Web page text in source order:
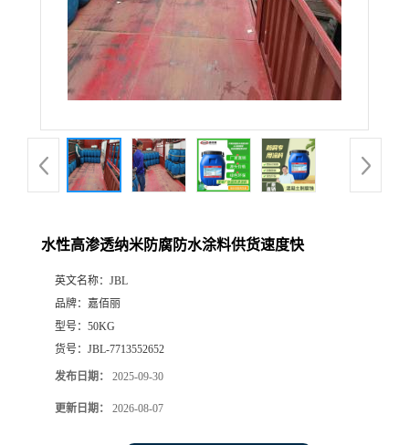
水性高渗透纳米防腐防水涂料供货速度快
英文名称： JBL
品牌： 嘉佰丽
型号： 50KG
货号： JBL-7713552652
发布日期： 2025-09-30
更新日期： 2026-08-07